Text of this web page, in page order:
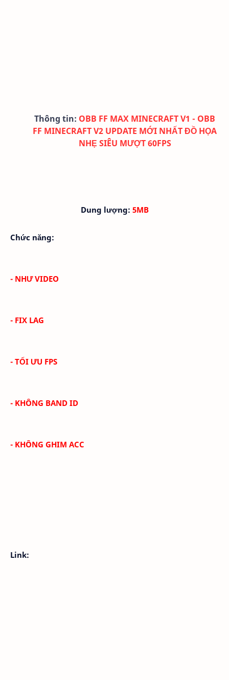
Thông tin: OBB FF MAX MINECRAFT V1 - OBB
FF MINECRAFT V2 UPDATE MỚI NHẤT ĐỒ HỌA
NHẸ SIÊU MƯỢT 60FPS
Dung lượng: 5MB
Chức năng:
- NHƯ VIDEO
- FIX LAG
- TỐI ƯU FPS
- KHÔNG BAND ID
- KHÔNG GHIM ACC
Link: